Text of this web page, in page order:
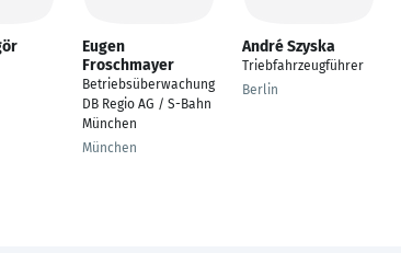
Eugen
Froschmayer
Betriebsüberwachung
DB Regio AG / S-Bahn
München
München
André Szyska
Triebfahrzeugführer
Berlin